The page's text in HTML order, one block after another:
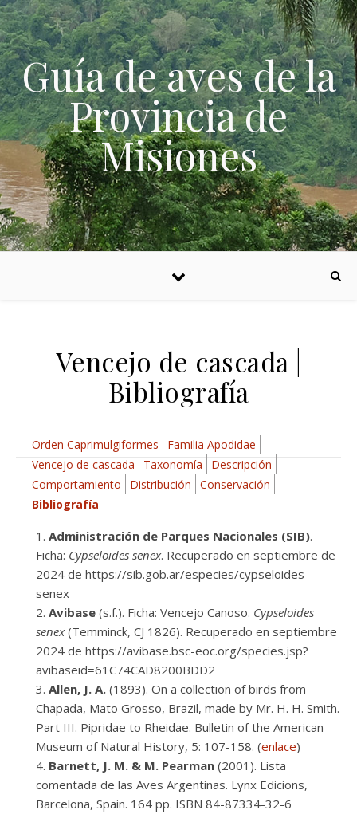
Skip to content
Guía de aves de la
Provincia de
Misiones
Vencejo de cascada |
Bibliografía
Orden Caprimulgiformes
Familia Apodidae
Vencejo de cascada
Taxonomía
Descripción
Comportamiento
Distribución
Conservación
Bibliografía
Administración de Parques Nacionales (SIB).
Ficha: Cypseloides senex. Recuperado en septiembre de
2024 de https://sib.gob.ar/especies/cypseloides-
senex
Avibase (s.f.). Ficha: Vencejo Canoso. Cypseloides
senex(Temminck, CJ 1826). Recuperado en septiembre
2024 de https://avibase.bsc-eoc.org/species.jsp?
avibaseid=61C74CAD8200BDD2
Allen, J. A. (1893). On a collection of birds from
Chapada, Mato Grosso, Brazil, made by Mr. H. H. Smith.
Part III. Pipridae to Rheidae. Bulletin of the American
Museum of Natural History, 5: 107-158. (enlace)
Barnett, J. M. & M. Pearman (2001). Lista
comentada de las Aves Argentinas. Lynx Edicions,
Barcelona, Spain. 164 pp. ISBN 84-87334-32-6